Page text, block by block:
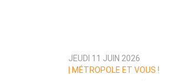
JEUDI 11 JUIN 2026
MÉTROPOLE ET VOUS !